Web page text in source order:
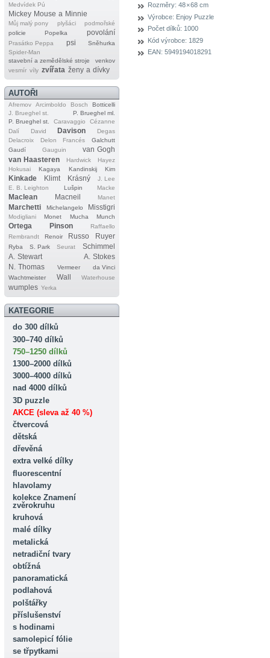
Medvídek Pú
Mickey Mouse a Minnie
Můj malý pony plyšáci
podmořské
policie
Popelka povolání
Prasátko Peppa psi
Sněhurka
Spider‐Man
stavební a zemědělské stroje
venkov
vesmír víly zvířata ženy a dívky
AUTOŘI
Afremov Arcimboldo Bosch
Botticelli
J. Brueghel st.
P. Brueghel ml.
P. Brueghel st.
Caravaggio
Cézanne
Dalí
David Davison
Degas
Delacroix
Delon Francés
Galchutt
Gaudí
Gauguin
van Gogh
van Haasteren
Hardwick
Hayez
Hokusai
Kagaya Kandinskij Kim
Kinkade Klimt Krásný
J. Lee
E. B. Leighton
Lušpin Macke
Maclean Macneil Manet
Marchetti Michelangelo Misstigri
Modigliani Monet Mucha Munch
Ortega Pinson
Raffaello
Rembrandt
Renoir Russo Ruyer
Ryba S. Park Seurat
Schimmel
A. Stewart
A. Stokes
N. Thomas
Vermeer
da Vinci
Wachtmeister
Wall Waterhouse
wumples Yerka
KATEGORIE
do 300 dílků
300–740 dílků
750–1250 dílků
1300–2000 dílků
3000–4000 dílků
nad 4000 dílků
3D puzzle
AKCE (sleva až 40 %)
čtvercová
dětská
dřevěná
extra velké dílky
fluorescentní
hlavolamy
kolekce Znamení
zvěrokruhu
kruhová
malé dílky
metalická
netradiční tvary
obtížná
panoramatická
podlahová
polštářky
příslušenství
s hodinami
samolepicí fólie
se třpytkami
Rozměry: 48 × 68 cm
Výrobce: Enjoy Puzzle
Počet dílků: 1000
Kód výrobce: 1829
EAN: 5949194018291